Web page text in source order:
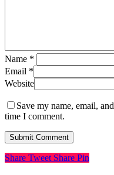
Name *
Email *
Website
Save my name, email,
time I comment.
Share Tweet Share Pin